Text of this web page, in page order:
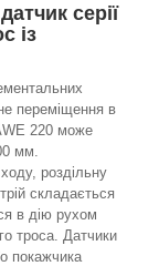
серії
із
переміщення в
220 може
мм.
роздільну
складається
в дію рухом
троса. Датчики
покажчика